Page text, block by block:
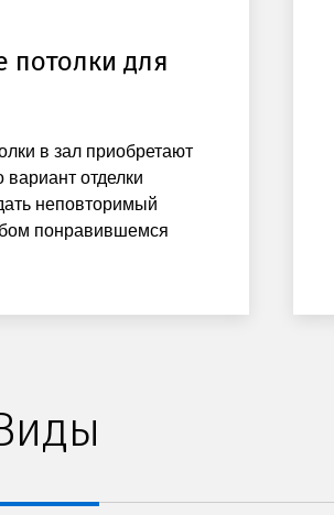
потолки для
в зал приобретают
вариант отделки
неповторимый
понравившемся